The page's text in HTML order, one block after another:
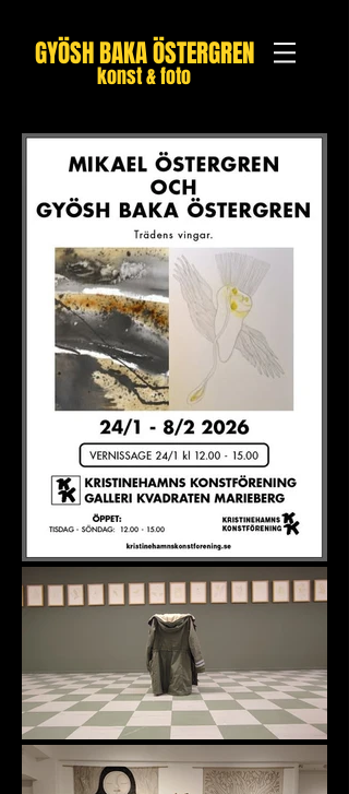
GYÖSHBAKA ÖSTERGREN
konst & foto